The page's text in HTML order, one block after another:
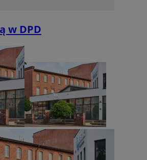
w DPD
korzystać ze strony internetowej.
sosnowiecki.pl
sosnowiecki.pl
sosnowiecki.pl
.rfihub.com